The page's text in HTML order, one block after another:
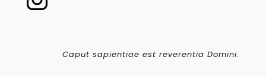
Caput sapientiae est reverentia Domini.